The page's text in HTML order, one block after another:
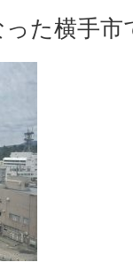
た横手市